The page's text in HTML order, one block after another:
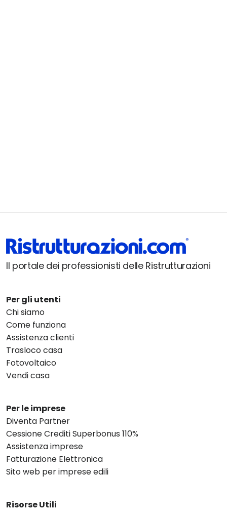
Il portale dei professionisti delle Ristrutturazioni
Per gli utenti
Chi siamo
Come funziona
Assistenza clienti
Trasloco casa
Fotovoltaico
Vendi casa
Per le imprese
Diventa Partner
Cessione Crediti Superbonus 110%
Assistenza imprese
Fatturazione Elettronica
Sito web per imprese edili
Risorse Utili